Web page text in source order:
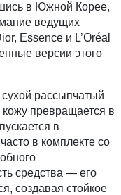
в Южной Корее,
ведущих
Essence и L’Oréal
версии этого
рассыпчатый
кожу превращается в
в
в комплекте со
средства — его
создавая стойкое